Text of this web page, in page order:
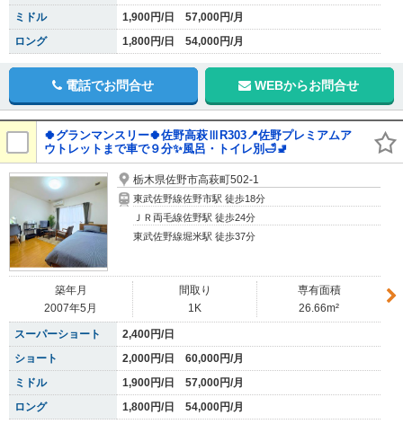
ミドル
1,900円/日 57,000円/月
ロング
1,800円/日 54,000円/月
電話でお問合せ WEBからお問合せ
🍀グランマンスリー🍀佐野高萩ⅢR303📍佐野プレミアムア
ウトレットまで車で９分✨風呂・トイレ別🛁🚽
栃木県佐野市高萩町502-1
東武佐野線佐野市駅 徒歩18分
ＪＲ両毛線佐野駅 徒歩24分
東武佐野線堀米駅 徒歩37分
築年月
2007年5月
間取り
1K
専有面積
26.66m²
スーパーショート
2,400円/日
ショート
2,000円/日 60,000円/月
ミドル
1,900円/日 57,000円/月
ロング
1,800円/日 54,000円/月